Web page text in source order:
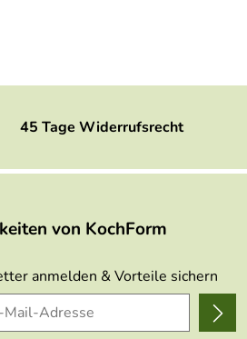
45 Tage Widerrufsrecht
von KochForm
anmelden & Vorteile sichern